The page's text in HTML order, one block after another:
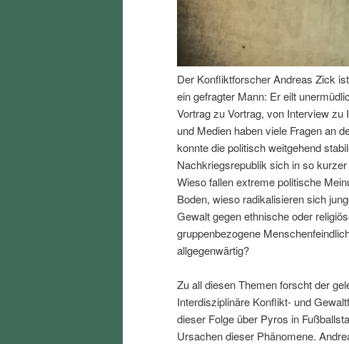
I
n
a
t
s
r
i
e
n
n
a
l
s
p
Der Konfliktforscher Andreas Zick
ein gefragter Mann: Er eilt
Vortrag zu Vortrag, von Interview
und Medien haben viele Fragen an
konnte die politisch weitgehend
Nachkriegsrepublik sich in so
Wieso fallen extreme politische
Boden, wieso radikalisieren sich
Gewalt gegen ethnische oder
gruppenbezogene
allgegenwärtig?
Zu all diesen Themen forscht der
Interdisziplinäre Konflikt- und
dieser Folge über Pyros in
Ursachen dieser Phänomene.